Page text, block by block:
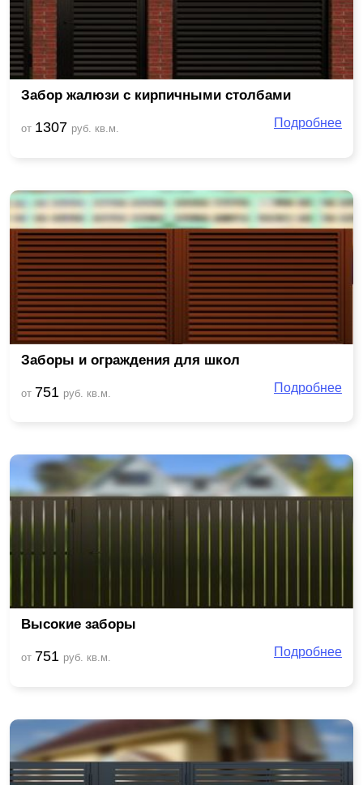
Забор жалюзи с кирпичными столбами
от 1307 руб. кв.м. Подробнее
Заборы и ограждения для школ
от 751 руб. кв.м. Подробнее
Высокие заборы
от 751 руб. кв.м. Подробнее